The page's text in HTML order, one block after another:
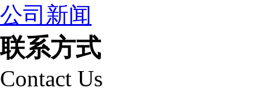
公司新闻
联系方式
Contact Us